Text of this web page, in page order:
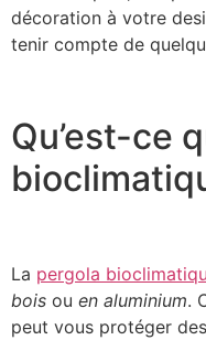
décoration à votre
tenir compte de
Qu’est-ce
La pergola
bois ou en aluminium.
peut vous protéger